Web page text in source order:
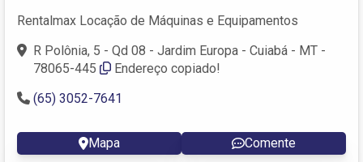
Rentalmax Locação de Máquinas e Equipamentos
R Polônia, 5 - Qd 08 - Jardim Europa - Cuiabá - MT -
78065-445
Endereço copiado!
(65) 3052-7641
Mapa Comente